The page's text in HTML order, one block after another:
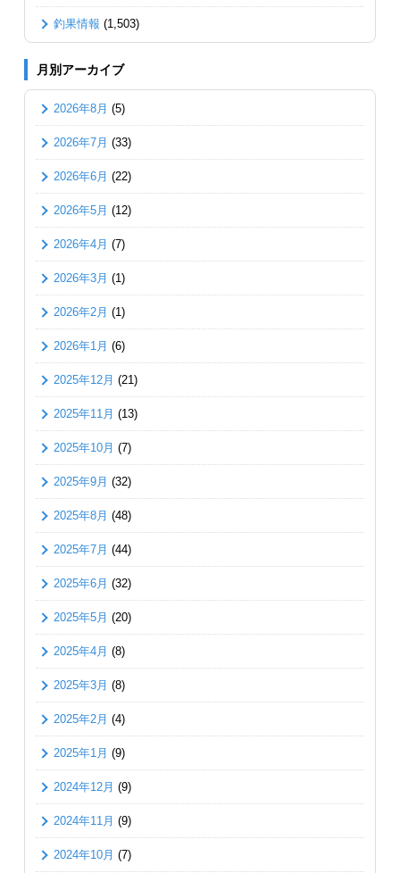
釣果情報 (1,503)
月別アーカイブ
2026年8月 (5)
2026年7月 (33)
2026年6月 (22)
2026年5月 (12)
2026年4月 (7)
2026年3月 (1)
2026年2月 (1)
2026年1月 (6)
2025年12月 (21)
2025年11月 (13)
2025年10月 (7)
2025年9月 (32)
2025年8月 (48)
2025年7月 (44)
2025年6月 (32)
2025年5月 (20)
2025年4月 (8)
2025年3月 (8)
2025年2月 (4)
2025年1月 (9)
2024年12月 (9)
2024年11月 (9)
2024年10月 (7)